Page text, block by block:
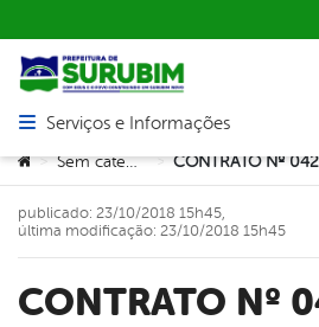
Abrir menu principal de navegação
Serviços e Informações
Você está aqui:
> Sem categoria >
CONTRATO Nº 042 –
publicado: 23/10/2018 15h45,
última modificação: 23/10/2018 15h45